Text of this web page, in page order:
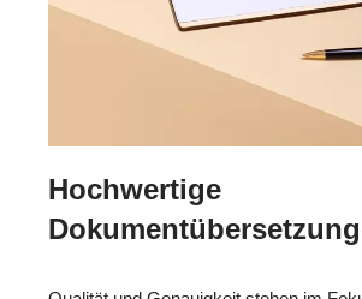
Hochwertige